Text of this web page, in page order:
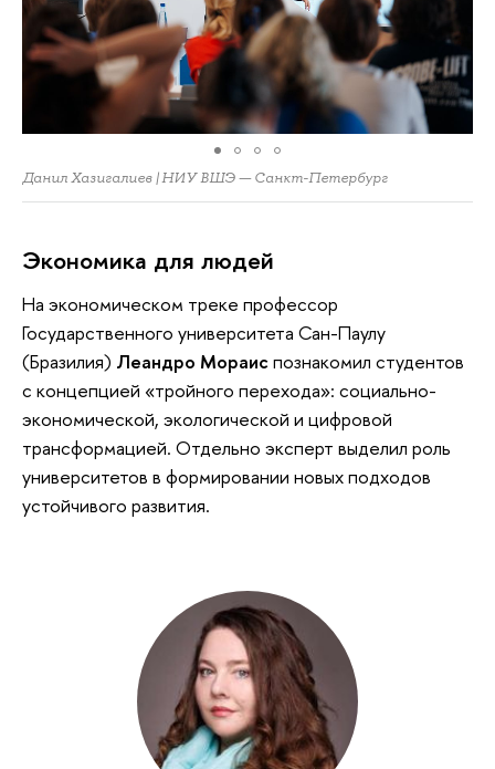
Данил Хазигалиев | НИУ ВШЭ — Санкт-Петербург
Экономика для людей
На экономическом треке профессор
Государственного университета Сан-Паулу
(Бразилия) Леандро Мораиспознакомил студентов
с концепцией «тройного перехода»: социально-
экономической, экологической и цифровой
трансформацией. Отдельно эксперт выделил роль
университетов в формировании новых подходов
устойчивого развития.